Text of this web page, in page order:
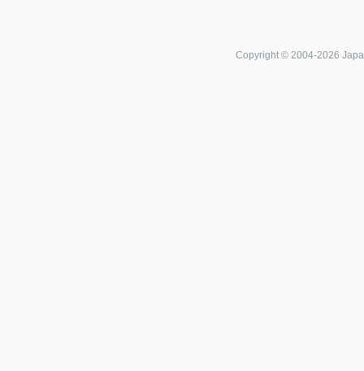
Copyright © 2004-2026